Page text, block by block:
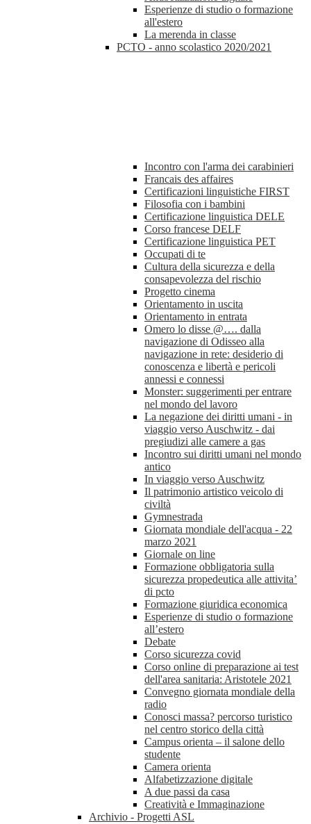
Esperienze di studio o formazione
all'estero
La merenda in classe
PCTO - anno scolastico 2020/2021
Incontro con l'arma dei carabinieri
Francais des affaires
Certificazioni linguistiche FIRST
Filosofia con i bambini
Certificazione linguistica DELE
Corso francese DELF
Certificazione linguistica PET
Occupati di te
Cultura della sicurezza e della
consapevolezza del rischio
Progetto cinema
Orientamento in uscita
Orientamento in entrata
Omero lo disse @…. dalla
navigazione di Odisseo alla
navigazione in rete: desiderio di
conoscenza e libertà e pericoli
annessi e connessi
Monster: suggerimenti per entrare
nel mondo del lavoro
La negazione dei diritti umani - in
viaggio verso Auschwitz - dai
pregiudizi alle camere a gas
Incontro sui diritti umani nel mondo
antico
In viaggio verso Auschwitz
Il patrimonio artistico veicolo di
civiltà
Gymnestrada
Giornata mondiale dell'acqua - 22
marzo 2021
Giornale on line
Formazione obbligatoria sulla
sicurezza propedeutica alle attivita’
di pcto
Formazione giuridica economica
Esperienze di studio o formazione
all’estero
Debate
Corso sicurezza covid
Corso online di preparazione ai test
dell'area sanitaria: Aristotele 2021
Convegno giornata mondiale della
radio
Conosci massa? percorso turistico
nel centro storico della città
Campus orienta – il salone dello
studente
Camera orienta
Alfabetizzazione digitale
A due passi da casa
Creatività e Immaginazione
Archivio - Progetti ASL